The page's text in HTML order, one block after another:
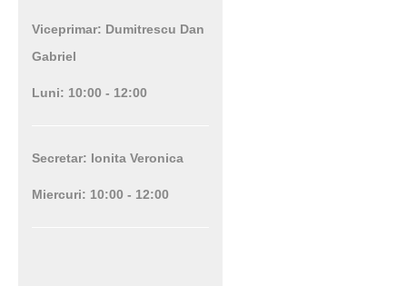
Viceprimar: Dumitrescu Dan
Gabriel
Luni: 10:00 - 12:00
Secretar: Ionita Veronica
Miercuri: 10:00 - 12:00